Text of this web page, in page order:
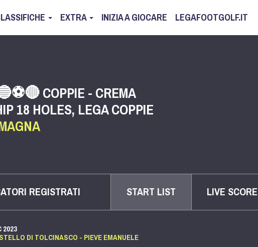
EXTRA INIZIA A GIOCARE LEGAFOOTGOLF.IT
COPPIE - CREMA
18 HOLES, LEGA COPPIE
REGISTRATI START LIST LIVE SCORE
2023
DI TOLCINASCO - PIEVE EMANUELE